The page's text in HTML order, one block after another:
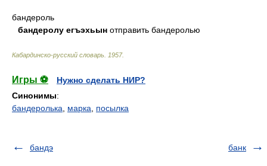
бандероль
бандеролу егъэхьын отправить бандеролью
Кабардинско-русский словарь 1957.
Игры ⚽
Нужно сделать НИР?
Синонимы:
бандеролька
марка посылка
бандэ банк